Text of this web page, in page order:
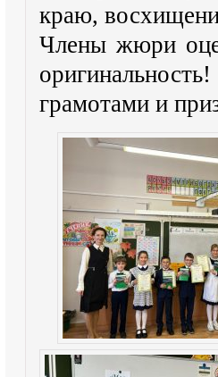
краю,
Члены жюри
грамотами и